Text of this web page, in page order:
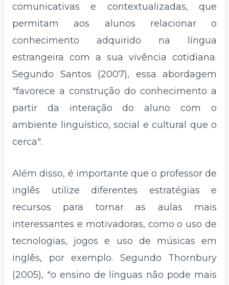
comunicativas e contextualizadas, que
permitam aos alunos relacionar o
conhecimento adquirido na língua
estrangeira com a sua vivência cotidiana.
Segundo Santos (2007), essa abordagem
"favorece a construção do conhecimento a
partir da interação do aluno com o
ambiente linguístico, social e cultural que o
cerca".
Além disso, é importante que o professor de
inglês utilize diferentes estratégias e
recursos para tornar as aulas mais
interessantes e motivadoras, como o uso de
tecnologias, jogos e uso de músicas em
inglês, por exemplo. Segundo Thornbury
(2005), "o ensino de línguas não pode mais